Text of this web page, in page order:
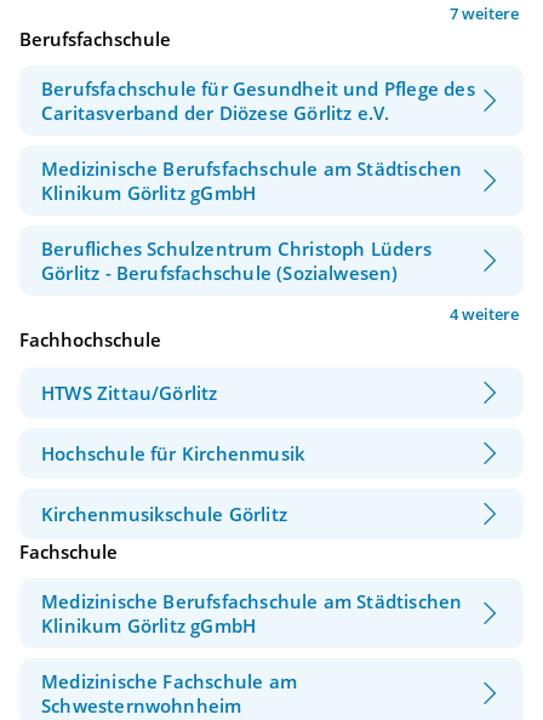
7 weitere
Berufsfachschule
Berufsfachschule für Gesundheit und Pflege des
Caritasverband der Diözese Görlitz e.V.
Medizinische Berufsfachschule am Städtischen
Klinikum Görlitz gGmbH
Berufliches Schulzentrum Christoph Lüders
Görlitz - Berufsfachschule (Sozialwesen)
4 weitere
Fachhochschule
HTWS Zittau/Görlitz
Hochschule für Kirchenmusik
Kirchenmusikschule Görlitz
Fachschule
Medizinische Berufsfachschule am Städtischen
Klinikum Görlitz gGmbH
Medizinische Fachschule am
Schwesternwohnheim